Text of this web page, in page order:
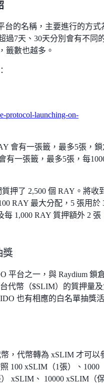
台的名稱，主要進行的方式
過7天、30天分別會有不同
籤數也越多。
protocol-launching-on-
會有一張籤，最多5張，鎖
有一張籤，最多5張，每
押了 2,500 個 RAY。將收
RAY 最大分配，5 張用於
1,000 RAY 質押額外 2 張
獎
平台之一，與 Raydium 鎖
代幣（$SLIM）的質押量
也有相應的白名單抽獎活
，代幣轉為 xSLIM 才可以
100 xSLIM（1張）、1000
xSLIM、 10000 xSLIM（